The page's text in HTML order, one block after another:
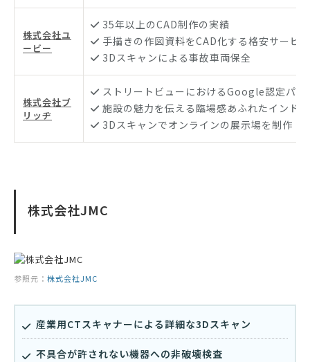
株式会社ユ
ービー
35年以上のCAD制作の実績
手描きの作図資料をCAD化する格安サービ
3Dスキャンによる事故車両保全
株式会社ブ
リッヂ
ストリートビューにおけるGoogle認定パー
施設の魅力を伝える臨場感あふれたインド
3Dスキャンでオンラインの展示場を制作
株式会社JMC
参照元： 株式会社JMC
産業用CTスキャナーによる詳細な3Dスキャン
不具合が許されない機器への非破壊検査